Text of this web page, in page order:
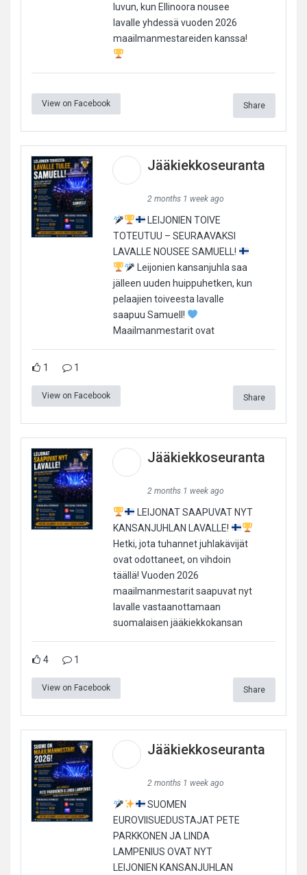
luvun, kun Ellinoora nousee
lavalle yhdessä vuoden 2026
maailmanmestareiden kanssa!
View on Facebook Share
Jääkiekkoseuranta
2 months 1 week ago
LEIJONIEN TOIVE
TOTEUTUU – SEURAAVAKSI
LAVALLE NOUSEE SAMUELL!
Leijonien kansanjuhla saa
jälleen uuden huippuhetken, kun
pelaajien toiveesta lavalle
saapuu Samuell!
Maailmanmestarit ovat
1 1
View on Facebook Share
Jääkiekkoseuranta
2 months 1 week ago
LEIJONAT SAAPUVAT NYT
KANSANJUHLAN LAVALLE!
Hetki, jota tuhannet juhlakävijät
ovat odottaneet, on vihdoin
täällä! Vuoden 2026
maailmanmestarit saapuvat nyt
lavalle vastaanottamaan
suomalaisen jääkiekkokansan
4 1
View on Facebook Share
Jääkiekkoseuranta
2 months 1 week ago
SUOMEN
EUROVIISUEDUSTAJAT PETE
PARKKONEN JA LINDA
LAMPENIUS OVAT NYT
LEIJONIEN KANSANJUHLAN